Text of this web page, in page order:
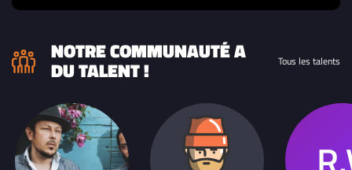
NOTRE COMMUNAUTÉ A
DU TALENT ! Tous les talents